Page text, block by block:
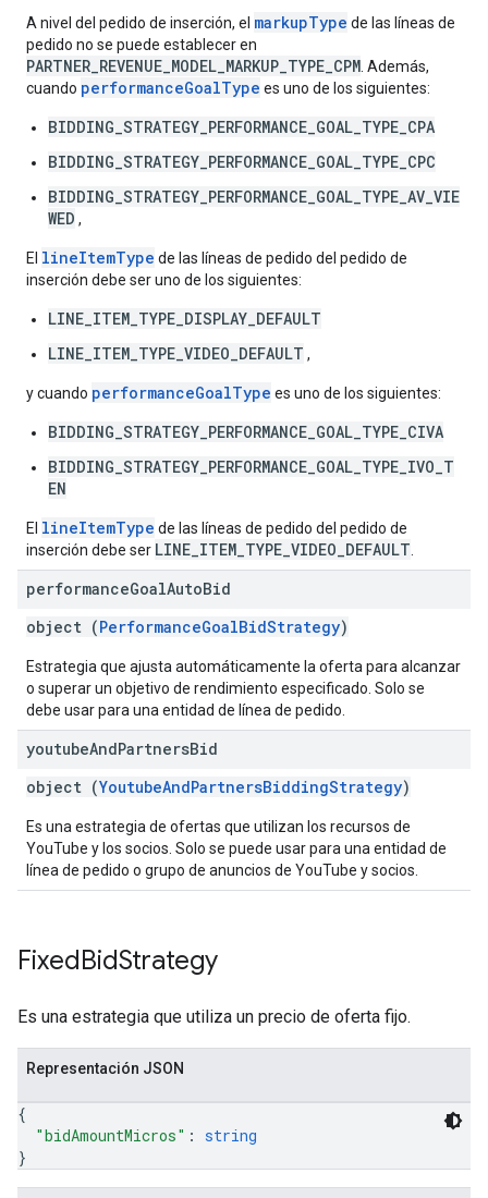
A nivel del pedido de inserción, el markupType de las líneas de
pedido no se puede establecer en
PARTNER_REVENUE_MODEL_MARKUP_TYPE_CPM . Además,
cuando performanceGoalType es uno de los siguientes:
BIDDING_STRATEGY_PERFORMANCE_GOAL_TYPE_CPA
BIDDING_STRATEGY_PERFORMANCE_GOAL_TYPE_CPC
BIDDING_STRATEGY_PERFORMANCE_GOAL_TYPE_AV_VIE
WED ,
El lineItemType de las líneas de pedido del pedido de
inserción debe ser uno de los siguientes:
LINE_ITEM_TYPE_DISPLAY_DEFAULT
LINE_ITEM_TYPE_VIDEO_DEFAULT ,
y cuando performanceGoalType es uno de los siguientes:
BIDDING_STRATEGY_PERFORMANCE_GOAL_TYPE_CIVA
BIDDING_STRATEGY_PERFORMANCE_GOAL_TYPE_IVO_T
EN
El lineItemType de las líneas de pedido del pedido de
inserción debe ser LINE_ITEM_TYPE_VIDEO_DEFAULT
performanceGoalAutoBid
object (PerformanceGoalBidStrategy)
Estrategia que ajusta automáticamente la oferta para alcanzar
o superar un objetivo de rendimiento especificado. Solo se
debe usar para una entidad de línea de pedido.
youtubeAndPartnersBid
object (YoutubeAndPartnersBiddingStrategy)
Es una estrategia de ofertas que utilizan los recursos de
YouTube y los socios. Solo se puede usar para una entidad de
línea de pedido o grupo de anuncios de YouTube y socios.
FixedBidStrategy
Es una estrategia que utiliza un precio de oferta fijo.
Representación JSON
{
"bidAmountMicros" : string
}